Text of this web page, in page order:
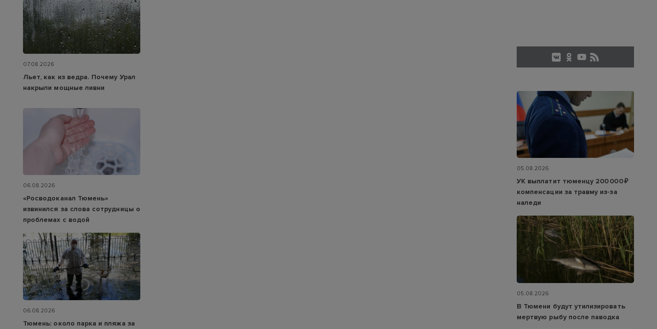
07.08.2026
Льет, как из ведра. Почему Урал
накрыли мощные ливни
06.08.2026
«Росводоканал Тюмень»
извинился за слова сотрудницы о
проблемах с водой
06.08.2026
Тюмень: около парка и пляжа за
05.08.2026
УК выплатит тюменцу 200 000 ₽
компенсации за травму из-за
наледи
05.08.2026
В Тюмени будут утилизировать
мертвую рыбу после паводка